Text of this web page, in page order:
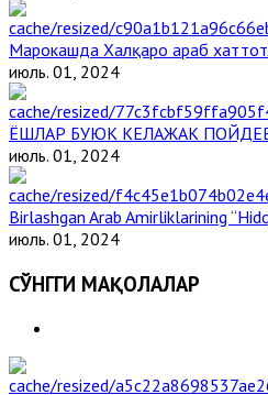
Марокашда Халқаро араб
июль. 01, 2024
ЁШЛАР БУЮК КЕЛАЖАК
июль. 01, 2024
Birlashgan Arab Amirliklarining
июль. 01, 2024
СЎНГГИ МАҚОЛАЛАР